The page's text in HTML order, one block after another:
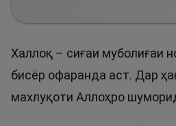
Халлоқ – сиғаи муболиғаи
бисёр офаранда аст. Дар
махлуқоти Аллоҳро